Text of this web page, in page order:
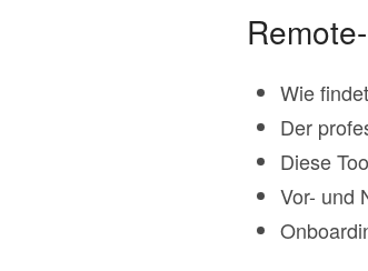
Wie
Der
Diese
Vor- und